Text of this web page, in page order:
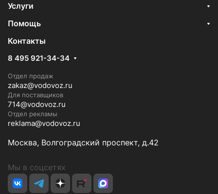
Услуги
Помощь
Контакты
8 495 921-34-34
Отдел продаж
zakaz@vodovoz.ru
Для поставщиков
714@vodovoz.ru
Отдел рекламы
reklama@vodovoz.ru
Москва, Волгоградский проспект, д.42
Мы в соцсетях